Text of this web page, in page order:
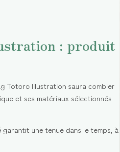
: produit
Totoro Illustration saura combler
et ses matériaux sélectionnés
garantit une tenue dans le temps, à